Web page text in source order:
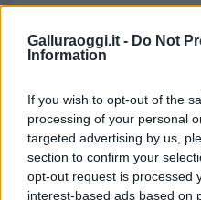
Galluraoggi.it - Do Not
Information
If you wish to opt-out of the
processing of your personal
targeted advertising by us,
section to confirm your
opt-out request is processed
interest-based ads based on